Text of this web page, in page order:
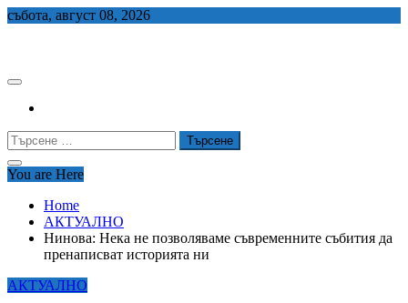
Skip
събота, август 08, 2026
Търсене
за:
You are Here
Home
АКТУАЛНО
Нинова: Нека не позволяваме съвременните събития да
пренаписват историята ни
АКТУАЛНО